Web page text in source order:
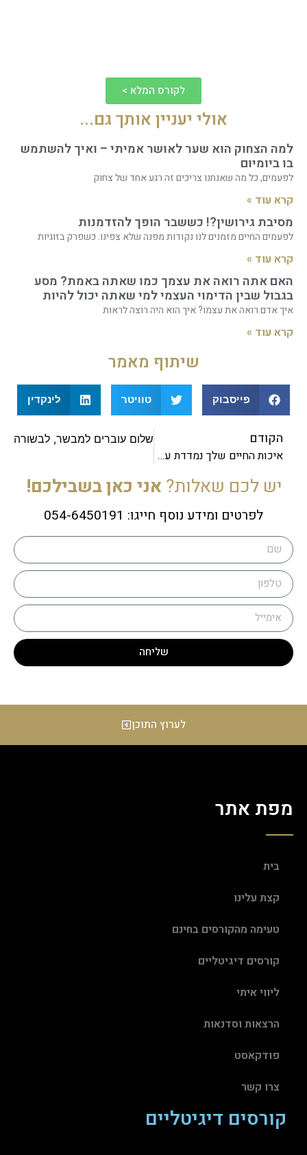
לקורס המלא >
אולי יעניין אותך גם...
למה הצחוק הוא שער לאושר אמיתי – ואיך להשתמש
בו ביומיום
לפעמים, כל מה שאנחנו צריכים זה רגע אחד של צחוק
קרא עוד »
מסיבת גירושין?! כששבר הופך להזדמנות
לפעמים החיים מזמנים לנו נקודות מפנה שלא צפינו. כשפרק בזוגיות
קרא עוד »
האם אתה רואה את עצמך כמו שאתה באמת? מסע
בגבול שבין הדימוי העצמי למי שאתה יכול להיות
איך אדם רואה את עצמו? איך הוא היה רוצה לראות
קרא עוד »
שיתוף מאמר
פייסבוק טוויטר לינקדין
הקודם
איכות החיים שלך נמדדת על פי שלום הבית שלך
מהמשבר בשלום עוברים למבשר, לבשורה
יש לכם שאלות?אני כאן בשבילכם!
לפרטים ומידע נוסף חייגו: 054-6450191
שליחה
לערוץ התוכן
מפת אתר
בית
קצת עלינו
טעימה מהקורסים בחינם
קורסים דיגיטליים
ליווי איתי
הרצאות וסדנאות
פודקאסט
צרו קשר
קורסים דיגיטליים